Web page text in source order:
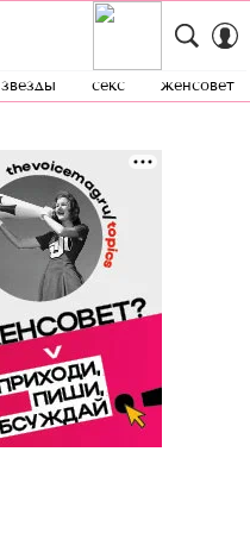
звезды секс женсовет